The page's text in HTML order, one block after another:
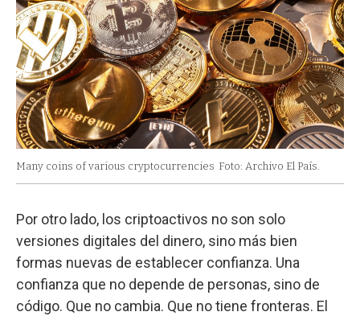
Many coins of various cryptocurrencies Foto: Archivo El País.
Por otro lado, los criptoactivos no son solo
versiones digitales del dinero, sino más bien
formas nuevas de establecer confianza. Una
confianza que no depende de personas, sino de
código. Que no cambia. Que no tiene fronteras. El